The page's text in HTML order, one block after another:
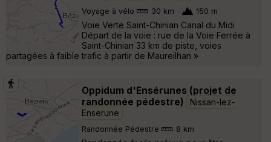
Voyage à vélo 30 km 150 m
Voie Verte Saint-Chinian Canal du Midi
Départ de la voie : rue de la Voie Ferrée à
Saint-Chinian 33 km de piste, voies
partagées à faible trafic à partir de Maureilhan »
Oppidum d'Ensérunes (projet de
randonnée pédestre)
Nissan-lez-
Enserune
Randonnée Pédestre 8 km